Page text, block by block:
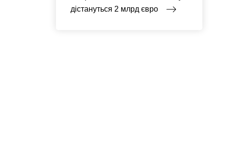
дістануться 2 млрд євро